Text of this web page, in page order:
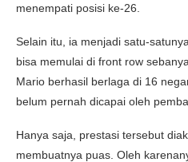
menempati posisi ke-26.
Selain itu, ia menjadi satu-
bisa memulai di front row
Mario berhasil berlaga di 16
belum pernah dicapai oleh
Hanya saja, prestasi tersebut
membuatnya puas. Oleh